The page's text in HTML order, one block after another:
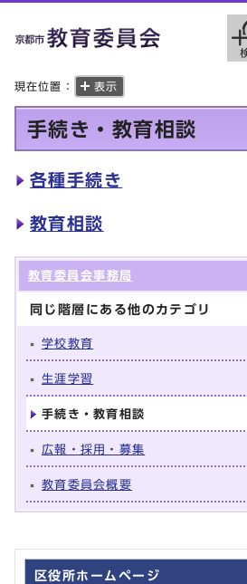
現在位置： 表示
手続き・教育相談
各種手続き
教育相談
教育委員会事務局
同じ階層にある他のカテゴリ
学校教育
生涯学習
手続き・教育相談
広報・採用・募集
教育委員会概要
区役所ホームページ